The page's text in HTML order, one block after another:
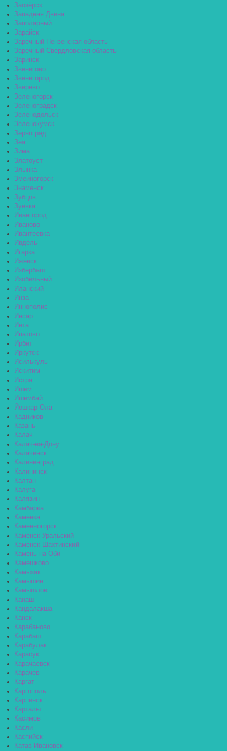
Заозёрск
Западная Двина
Заполярный
Зарайск
Заречный Пензенская область
Заречный Свердловская область
Заринск
Звенигово
Звенигород
Зверево
Зеленогорск
Зеленоградск
Зеленодольск
Зеленокумск
Зерноград
Зея
Зима
Златоуст
Злынка
Змеиногорск
Знаменск
Зубцов
Зуевка
Ивангород
Иваново
Ивантеевка
Ивдель
Игарка
Ижевск
Избербаш
Изобильный
Иланский
Инза
Иннополис
Инсар
Инта
Ипатово
Ирбит
Иркутск
Исилькуль
Искитим
Истра
Ишим
Ишимбай
Йошкар-Ола
Кадников
Казань
Калач
Калач-на-Дону
Калачинск
Калининград
Калининск
Калтан
Калуга
Калязин
Камбарка
Каменка
Каменногорск
Каменск-Уральский
Каменск-Шахтинский
Камень-на-Оби
Камешково
Камызяк
Камышин
Камышлов
Канаш
Кандалакша
Канск
Карабаново
Карабаш
Карабулак
Карасук
Карачаевск
Карачев
Каргат
Каргополь
Карпинск
Карталы
Касимов
Касли
Каспийск
Катав-Ивановск